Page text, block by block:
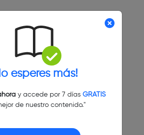
esperes más!
y accede por 7 días GRATIS
de nuestro contenido."